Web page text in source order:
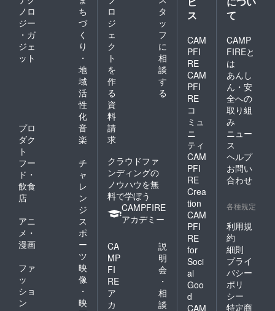
ノロ
ジー
・ガ
ジェ
ット
ち
づ
く
り
・
地
域
活
性
化
プロ
ダク
ト
音
楽
フー
ド・
飲食
店
チ
ャ
レ
ン
ジ
アニ
メ・
漫画
ス
ポ
ー
ツ
ファ
ッ
ショ
ン
映
像
・
映
ロ
ジ
ェ
ク
ト
を
作
る
タ
ッ
フ
に
相
談
す
る
資
料
請
求
クラウドファ
ンディングの
ノウハウを無
料で学ぼう
CAMPFIRE
アカデミー
CA
MP
FI
RE
ア
カ
説
明
会
・
相
談
ス
CAM
PFI
RE
CAM
PFI
RE
コ
ミュ
ニ
ティ
CAM
PFI
RE
Crea
tion
CAM
PFI
RE
for
Soci
al
Goo
d
CAM
て
CAMP
FIREと
は
あんし
ん・安
全への
取り組
み
ニュー
ス
ヘルプ
お問い
合わせ
各種規定
利用規
約
細則
プライ
バシー
ポリ
シー
特定商